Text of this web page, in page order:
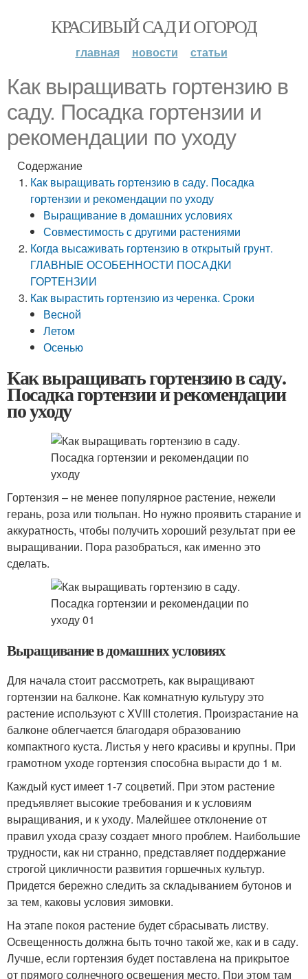
КРАСИВЫЙ САД И ОГОРОД
главная новости статьи
Как выращивать гортензию в
саду. Посадка гортензии и
рекомендации по уходу
Содержание
Как выращивать гортензию в саду. Посадка
гортензии и рекомендации по уходу
Выращивание в домашних условиях
Совместимость с другими растениями
Когда высаживать гортензию в открытый грунт.
ГЛАВНЫЕ ОСОБЕННОСТИ ПОСАДКИ
ГОРТЕНЗИИ
Как вырастить гортензию из черенка. Сроки
Весной
Летом
Осенью
Как выращивать гортензию в саду.
Посадка гортензии и рекомендации
по уходу
Гортензия – не менее популярное растение, нежели
герань, роза или тюльпан. Но нужно проявить старание и
аккуратность, чтобы получить хороший результат при ее
выращивании. Пора разобраться, как именно это
сделать.
Выращивание в домашних условиях
Для начала стоит рассмотреть, как выращивают
гортензии на балконе. Как комнатную культуру это
растение используют с XVIII столетия. Произрастание на
балконе облегчается благодаря образованию
компактного куста. Листья у него красивы и крупны. При
грамотном уходе гортензия способна вырасти до 1 м.
Каждый куст имеет 1-7 соцветий. При этом растение
предъявляет высокие требования и к условиям
выращивания, и к уходу. Малейшее отклонение от
правил ухода сразу создает много проблем. Наибольшие
трудности, как ни странно, представляет поддержание
строгой цикличности развития горшечных культур.
Придется бережно следить за складыванием бутонов и
за тем, каковы условия зимовки.
На этапе покоя растение будет сбрасывать листву.
Освещенность должна быть точно такой же, как и в саду.
Лучше, если гортензия будет поставлена на прикрытое
от прямого солнечного освещения место. При этом там